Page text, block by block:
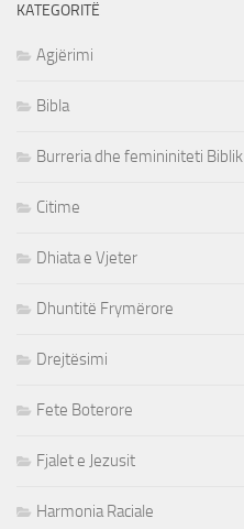
KATEGORITË
Agjërimi
Bibla
Burreria dhe femininiteti Biblik
Citime
Dhiata e Vjeter
Dhuntitë Frymërore
Drejtësimi
Fete Boterore
Fjalet e Jezusit
Harmonia Raciale